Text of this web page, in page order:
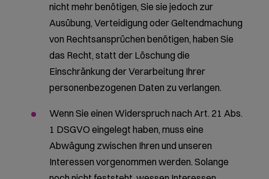
nicht mehr benötigen, Sie sie jedoch zur
Ausübung, Verteidigung oder Geltendmachung
von Rechtsansprüchen benötigen, haben Sie
das Recht, statt der Löschung die
Einschränkung der Verarbeitung Ihrer
personenbezogenen Daten zu verlangen.
Wenn Sie einen Widerspruch nach Art. 21 Abs.
1 DSGVO eingelegt haben, muss eine
Abwägung zwischen Ihren und unseren
Interessen vorgenommen werden. Solange